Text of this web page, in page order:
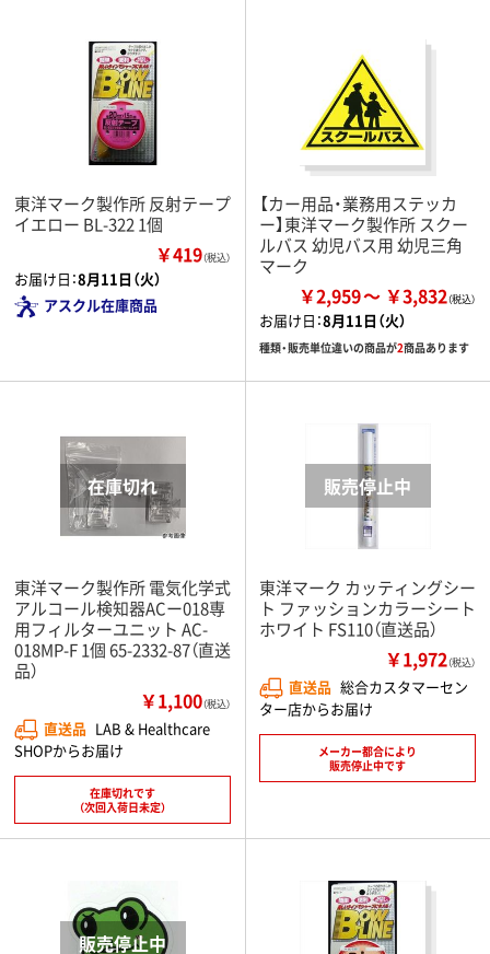
東洋マーク製作所 反射テープ
イエロー BL-322 1個
￥419（税込）
お届け日：8月11日（火）
アスクル在庫商品
【カー用品・業務用ステッカ
ー】東洋マーク製作所 スクー
ルバス 幼児バス用 幼児三角
マーク
￥2,959 ￥3,832
お届け日：8月11日（火）
種類・販売単位違いの商品が2商品あります
東洋マーク製作所 電気化学式
アルコール検知器ACー018専
用フィルターユニット AC-
018MP-F 1個 65-2332-87（直送
品）
￥1,100（税込）
直送品 LAB & Healthcare
SHOPからお届け
在庫切れです
（次回入荷日未定）
東洋マーク カッティングシー
ト ファッションカラーシート
ホワイト FS110（直送品）
￥1,972（税込）
直送品 総合カスタマーセン
ター店からお届け
メーカー都合により
販売停止中です